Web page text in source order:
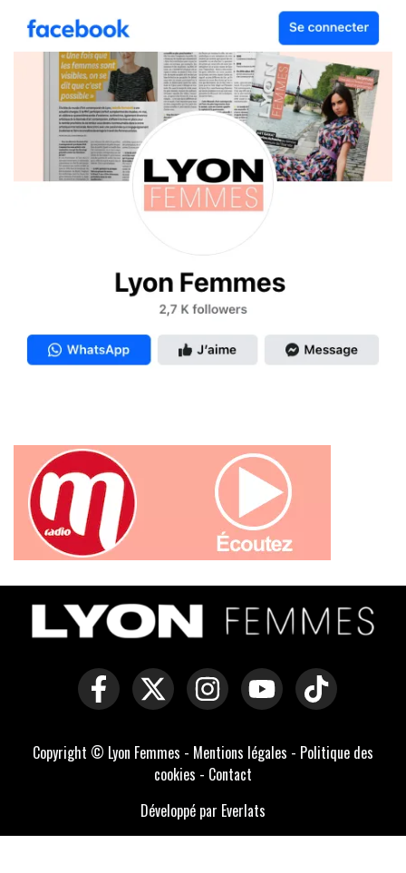
Copyright © Lyon Femmes - Mentions légales - Politique des
cookies - Contact
Développé par Everlats